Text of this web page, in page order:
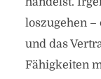
loszugehen –
und das
Fähigkeiten